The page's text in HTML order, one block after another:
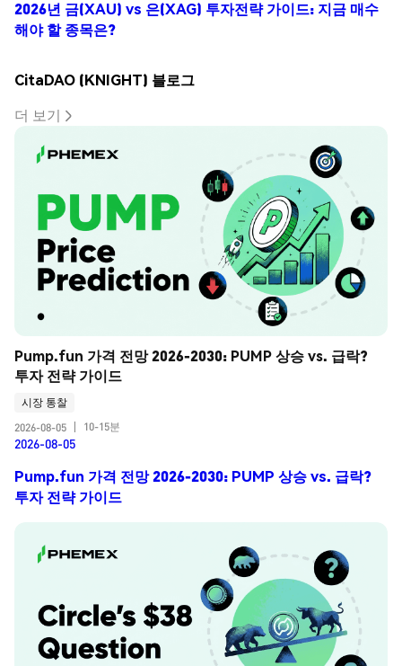
2026년 금(XAU) vs 은(XAG) 투자전략 가이드: 지금 매수
해야 할 종목은?
CitaDAO (KNIGHT) 블로그
더 보기
Pump.fun 가격 전망 2026-2030: PUMP 상승 vs. 급락?
투자 전략 가이드
시장 통찰
2026-08-05
10-15분
2026-08-05
Pump.fun 가격 전망 2026-2030: PUMP 상승 vs. 급락?
투자 전략 가이드